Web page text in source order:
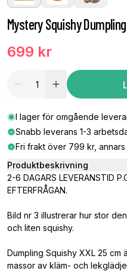
Mystery Squishy
699 kr
I lager för omgående
Snabb leverans 1-3
Fri frakt över 799 kr,
Produktbeskrivning
2-6 DAGARS LEVERANSTID
EFTERFRÅGAN.
Bild nr 3 illustrerar hur stor
och liten squishy.
Dumpling Squishy XXL 25
massor av kläm- och